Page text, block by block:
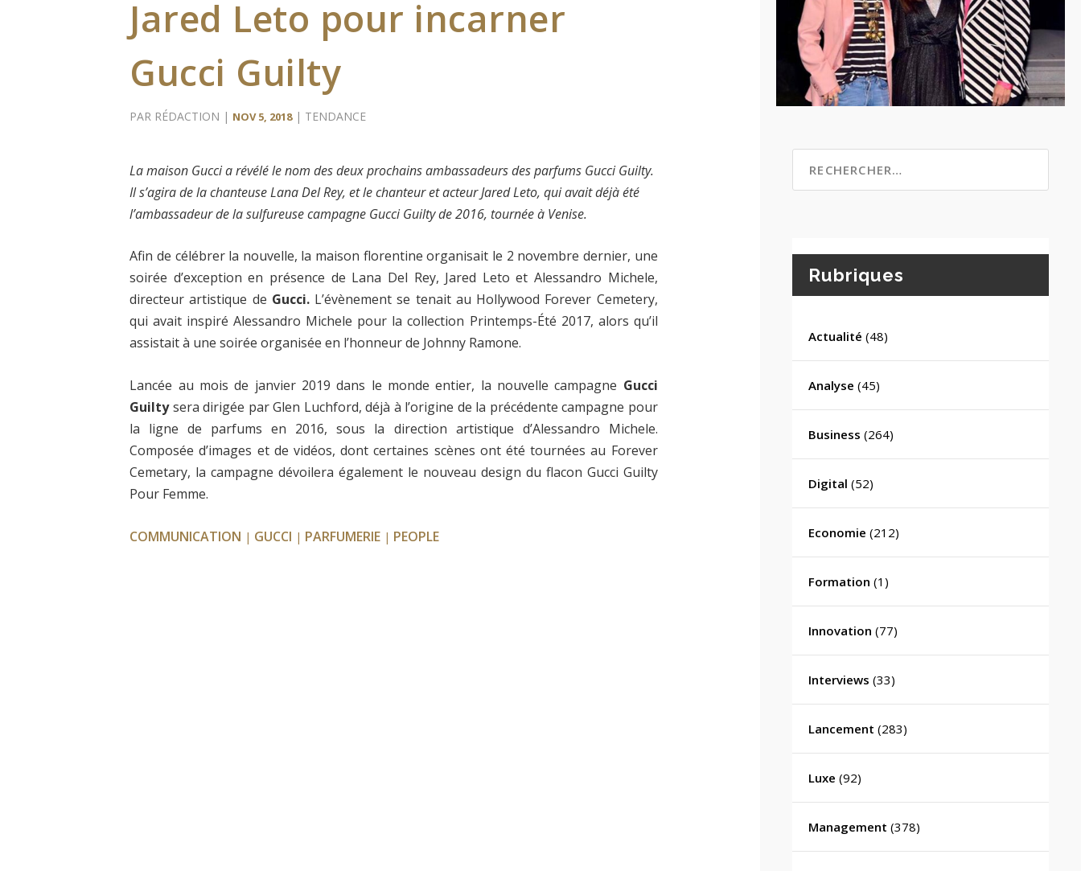
Jared Leto pour incarner
Gucci Guilty
PAR RÉDACTION | NOV 5, 2018| TENDANCE
La maison Gucci a révélé le nom des deux prochains ambassadeurs des parfums Gucci Guilty.
Il s’agira de la chanteuse Lana Del Rey, et le chanteur et acteur Jared Leto, qui avait déjà été
l’ambassadeur de la sulfureuse campagne Gucci Guilty de 2016, tournée à Venise.
Afin de célébrer la nouvelle, la maison florentine organisait le 2 novembre dernier, une
soirée d’exception en présence de Lana Del Rey, Jared Leto et Alessandro Michele,
directeur artistique de Gucci.L’évènement se tenait au Hollywood Forever Cemetery,
qui avait inspiré Alessandro Michele pour la collection Printemps-Été 2017, alors qu’il
assistait à une soirée organisée en l’honneur de Johnny Ramone.
Lancée au mois de janvier 2019 dans le monde entier, la nouvelle campagne Gucci
Guiltysera dirigée par Glen Luchford, déjà à l’origine de la précédente campagne pour
la ligne de parfums en 2016, sous la direction artistique d’Alessandro Michele.
Composée d’images et de vidéos, dont certaines scènes ont été tournées au Forever
Cemetary, la campagne dévoilera également le nouveau design du flacon Gucci Guilty
Pour Femme.
COMMUNICATION | GUCCI | PARFUMERIE | PEOPLE
Rubriques
Actualité (48)
Analyse (45)
Business (264)
Digital (52)
Economie (212)
Formation (1)
Innovation (77)
Interviews (33)
Lancement (283)
Luxe (92)
Management (378)